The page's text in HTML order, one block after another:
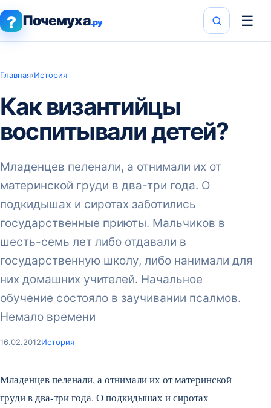
? Почемуха.ру ☰
Главная›История
Как византийцы
воспитывали детей?
Младенцев пеленали, а отнимали их от
материнской груди в два-три года. О
подкидышах и сиротах заботились
государственные приюты. Мальчиков в
шесть-семь лет либо отдавали в
государственную школу, либо нанимали для
них домашних учителей. Начальное
обучение состояло в заучивании псалмов.
Немало времени
16.02.2012История
Младенцев пеленали, а отнимали их от материнской
груди в два-три года. О подкидышах и сиротах